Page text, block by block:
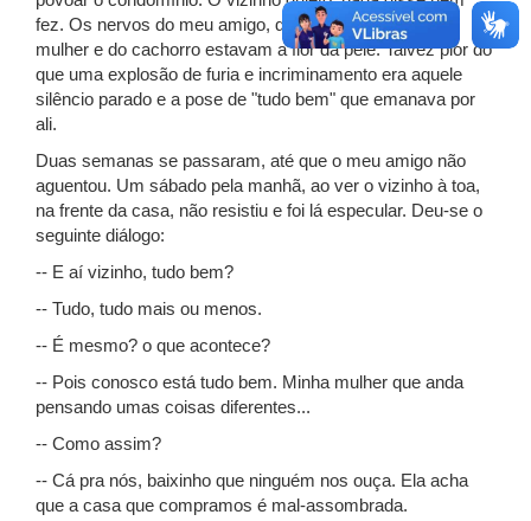
fez. Os nervos do meu amigo, dos seus filhos, da sua
mulher e do cachorro estavam a flor da pele. Talvez pior do
que uma explosão de furia e incriminamento era aquele
silêncio parado e a pose de "tudo bem" que emanava por
ali.
Duas semanas se passaram, até que o meu amigo não
aguentou. Um sábado pela manhã, ao ver o vizinho à toa,
na frente da casa, não resistiu e foi lá especular. Deu-se o
seguinte diálogo:
-- E aí vizinho, tudo bem?
-- Tudo, tudo mais ou menos.
-- É mesmo? o que acontece?
-- Pois conosco está tudo bem. Minha mulher que anda
pensando umas coisas diferentes...
-- Como assim?
-- Cá pra nós, baixinho que ninguém nos ouça. Ela acha
que a casa que compramos é mal-assombrada.